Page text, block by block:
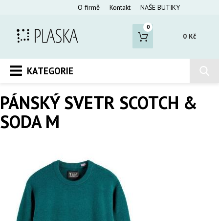
O firmě Kontakt NAŠE BUTIKY
0
0 Kč
KATEGORIE
PÁNSKÝ SVETR SCOTCH &
SODA M